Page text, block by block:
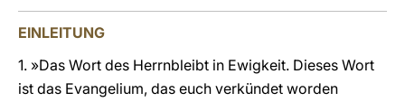
EINLEITUNG
1. »Das Wort des Herrnbleibt in Ewigkeit. Dieses Wort
ist das Evangelium, das euch verkündet worden